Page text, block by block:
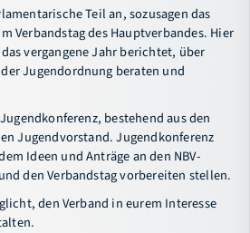
Teil an, sozusagen das
Verbandstag des Hauptverbandes. Hier
vergangene Jahr berichtet, über
Jugendordnung beraten und
bestehend aus den
Jugendvorstand. Jugendkonferenz
Ideen und Anträge an den NBV-
den Verbandstag vorbereiten stellen.
den Verband in eurem Interesse
im Sport
Meldeportal